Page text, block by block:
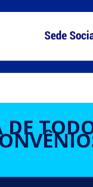
DE